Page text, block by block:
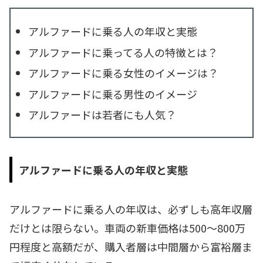
アルファードに乗る人の年収と実態
アルファードに乗ってる人の特徴とは？
アルファードに乗る女性のイメージは？
アルファードに乗る男性のイメージ
アルファードは若者にも人気？
アルファードに乗る人の年収と実態
アルファードに乗る人の年収は、必ずしも高年収層
だけとは限らない。車両の新車価格は500～800万
円程度と高額だが、購入者層は中間層から富裕層ま